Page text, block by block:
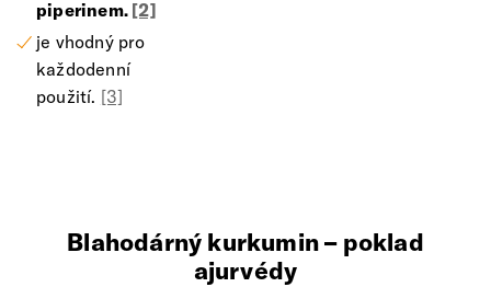
piperinem. [2]
je vhodný pro
každodenní
použití. [3]
Blahodárný kurkumin – poklad
ajurvédy